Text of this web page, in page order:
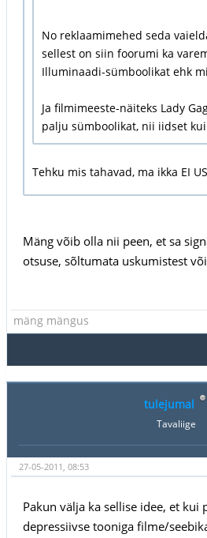
No reklaamimehed seda
sellest on siin foorumi ka
Illuminaadi-sümboolikat ehk
Ja filmimeeste-näiteks Lady
palju sümboolikat, nii iidset
Tehku mis tahavad, ma ikka EI
Mäng võib olla nii peen, et sa
otsuse, sõltumata uskumistest
mäng mängus
tulejumal
Tavaliige
27-05-2011, 08:53
Pakun välja ka sellise idee, et kui
depressiivse tooniga filme/